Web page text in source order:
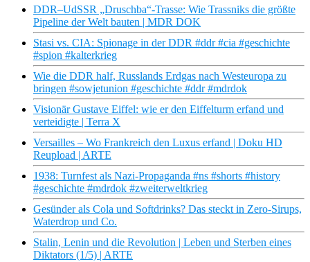
DDR–UdSSR „Druschba“-Trasse: Wie Trassniks die größte
Pipeline der Welt bauten | MDR DOK
Stasi vs. CIA: Spionage in der DDR #ddr #cia #geschichte
#spion #kalterkrieg
Wie die DDR half, Russlands Erdgas nach Westeuropa zu
bringen #sowjetunion #geschichte #ddr #mdrdok
Visionär Gustave Eiffel: wie er den Eiffelturm erfand und
verteidigte | Terra X
Versailles – Wo Frankreich den Luxus erfand | Doku HD
Reupload | ARTE
1938: Turnfest als Nazi-Propaganda #ns #shorts #history
#geschichte #mdrdok #zweiterweltkrieg
Gesünder als Cola und Softdrinks? Das steckt in Zero-Sirups,
Waterdrop und Co.
Stalin, Lenin und die Revolution | Leben und Sterben eines
Diktators (1/5) | ARTE